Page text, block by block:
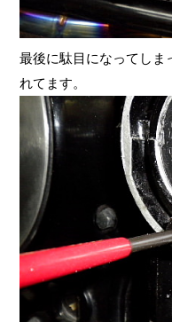
最後に駄目になってしま
れてます。